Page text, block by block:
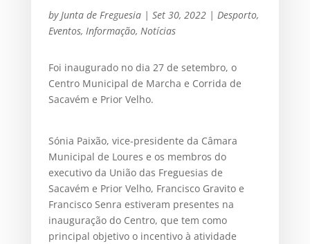
by Junta de Freguesia| Set 30, 2022| Desporto,
Eventos, Informação, Notícias
Foi inaugurado no dia 27 de setembro, o
Centro Municipal de Marcha e Corrida de
Sacavém e Prior Velho.
Sónia Paixão, vice-presidente da Câmara
Municipal de Loures e os membros do
executivo da União das Freguesias de
Sacavém e Prior Velho, Francisco Gravito e
Francisco Senra estiveram presentes na
inauguração do Centro, que tem como
principal objetivo o incentivo à atividade